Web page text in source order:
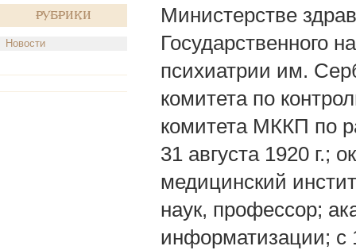
Рубрики
Новости
Министерстве
Государственного
психиатрии им.
комитета по
комитета МККП по
31 августа 1920 г.;
медицинский
наук, профессор;
информатизации; с